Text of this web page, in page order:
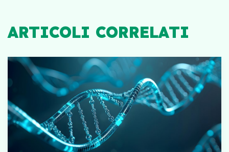
ARTICOLI CORRELATI